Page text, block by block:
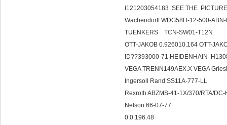
I121203054183 SEE THE
Wachendorff WDG58H-12-500-
TUENKERS TCN-
OTT-JAKOB 0.926010.164 OTT-
ID??393000-71 HEIDENHAIN
VEGA TRENN149AEX.X VEGA
Ingersoll Rand SS11A-777-LL
Rexroth ABZMS-41-1X/370/RTA/
Nelson 66-07-77
0.0.196.48